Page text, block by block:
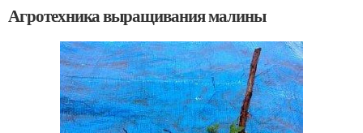
Агротехника выращивания малины